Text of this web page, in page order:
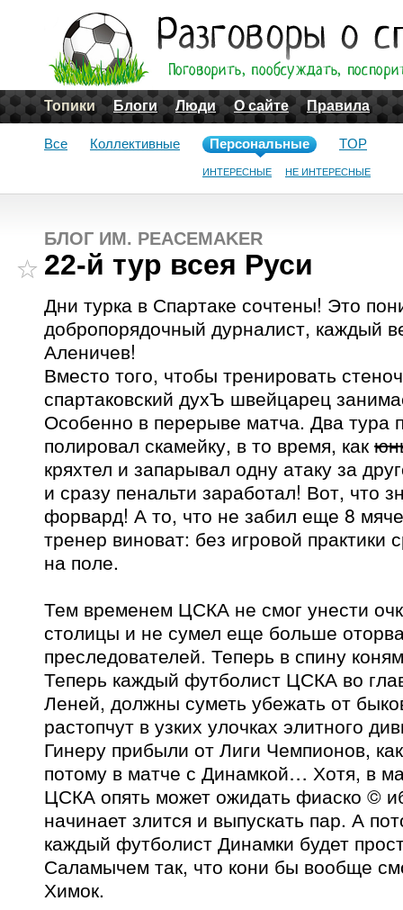
Топики Блоги Люди О сайте Правила
Все Коллективные Персональные
ИНТЕРЕСНЫЕ НЕ ИНТЕРЕСНЫЕ
TOP
БЛОГ ИМ. PEACEMAKER
22-й тур всея Руси
Дни турка в Спартаке сочтены! Это
добропорядочный дурналист, каждый
Аленичев!
Вместо того, чтобы тренировать
спартаковский духЪ швейцарец
Особенно в перерыве матча. Два тура
полировал скамейку, в то время, как
кряхтел и запарывал одну атаку за
и сразу пенальти заработал! Вот, что
форвард! А то, что не забил еще 8
тренер виноват: без игровой практики
на поле.
Тем временем ЦСКА не смог унести
столицы и не сумел еще больше
преследователей. Теперь в спину
Теперь каждый футболист ЦСКА во
Леней, должны суметь убежать от
растопчут в узких улочках элитного
Гинеру прибыли от Лиги Чемпионов,
потому в матче с Динамкой… Хотя, в
ЦСКА опять может ожидать фиаско ©
начинает злится и выпускать пар. А
каждый футболист Динамки будет
Саламычем так, что кони бы вообще
Химок.